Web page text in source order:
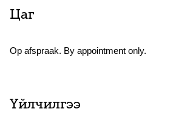
Цаг
Op afspraak. By appointment only.
Үйлчилгээ